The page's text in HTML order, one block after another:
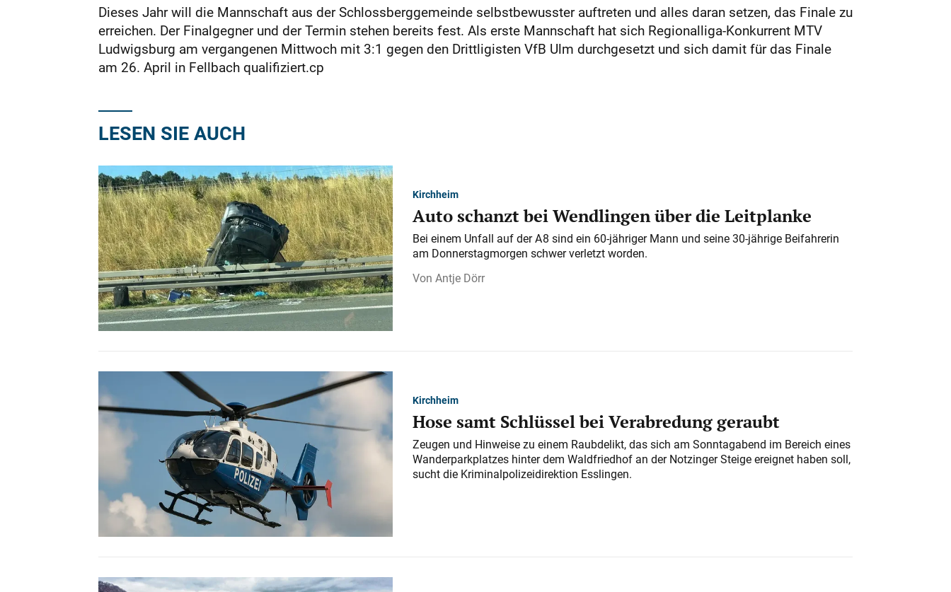
Dieses Jahr will die Mannschaft aus der Schlossberggemeinde selbstbewusster auftreten und alles daran setzen, das Finale zu
erreichen. Der Finalgegner und der Termin stehen bereits fest. Als erste Mannschaft hat sich Regionalliga-Konkurrent MTV
Ludwigsburg am vergangenen Mittwoch mit 3:1 gegen den Drittligisten VfB Ulm durchgesetzt und sich damit für das Finale
am 26. April in Fellbach qualifiziert.cp
LESEN SIE AUCH
Kirchheim
Auto schanzt bei Wendlingen über die Leitplanke
Bei einem Unfall auf der A 8 sind ein 60-jähriger Mann und seine 30-jährige Beifahrerin
am Donnerstagmorgen schwer verletzt worden.
Antje Dörr
Kirchheim
Hose samt Schlüssel bei Verabredung geraubt
Zeugen und Hinweise zu einem Raubdelikt, das sich am Sonntagabend im Bereich eines
Wanderparkplatzes hinter dem Waldfriedhof an der Notzinger Steige ereignet haben soll,
sucht die Kriminalpolizeidirektion Esslingen.